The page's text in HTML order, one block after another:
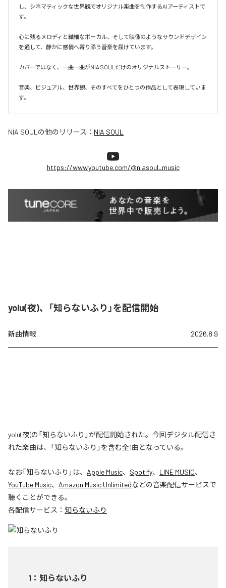
し、シネマティックな世界観でオリジナル楽曲を制作するAIアーティストで
す。
心に残るメロディと繊細なボーカル、そして映像のようなサウンドデザイン
を通して、静かに感情へ寄り添う音楽を届けています。
カバーではなく、一曲一曲がNIA SOULだけのオリジナルストーリー。
音楽、ビジュアル、世界観、そのすべてをひとつの作品として表現していま
す。
NIA SOUL の他のリリース： NIA SOUL
https://www.youtube.com/@niasoul_music
yolu(夜)、「知らないふり」を配信開始
新曲情報 2026.8.9
yolu(夜)の「知らないふり」が配信開始された。今回デジタル配信さ
れた楽曲は、「知らないふり」を含む全1曲となっている。
なお「知らないふり 」は、 Apple Music、 Spotify、 LINE MUSIC、
YouTube Music、 Amazon Music Unlimitedなどの音楽配信サービスで
聴くことができる。
各配信サービス： 知らないふり
1 ： 知らないふり